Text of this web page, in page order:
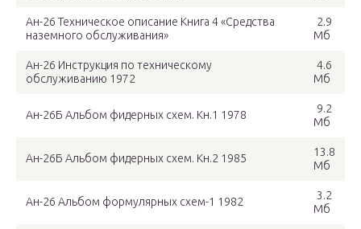
Ан-26 Техническое описание Книга 4 «Средства
наземного обслуживания»
2.9
Мб
Ан-26 Инструкция по техническому
обслуживанию 1972
4.6
Мб
Ан-26Б Альбом фидерных схем. Кн.1 1978
9.2
Мб
Ан-26Б Альбом фидерных схем. Кн.2 1985
13.8
Мб
Ан-26 Альбом формулярных схем-1 1982
3.2
Мб